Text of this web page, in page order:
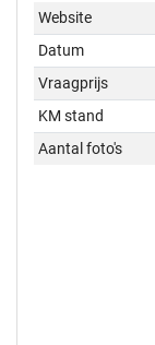
Website
Datum
Vraagprijs
KM stand
Aantal foto's